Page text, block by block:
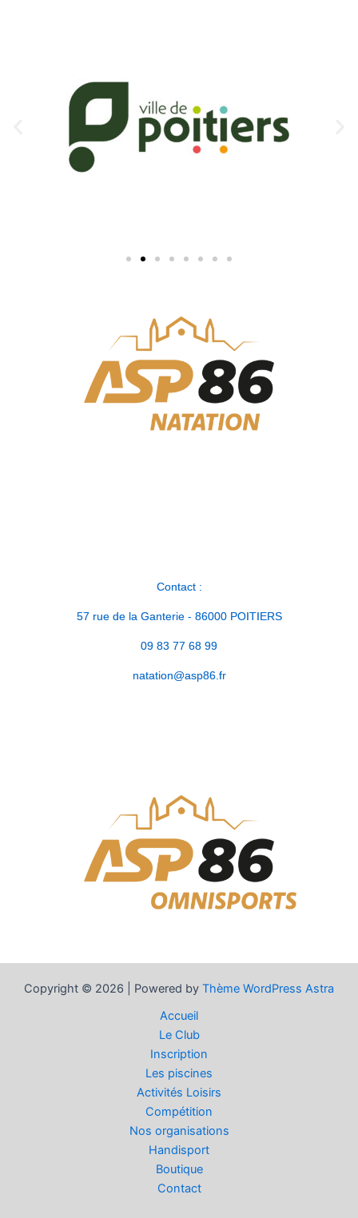
Contact :
57 rue de la Ganterie - 86000 POITIERS
09 83 77 68 99
natation@asp86.fr
Copyright © 2026 | Powered by Thème WordPress Astra
Accueil
Le Club
Inscription
Les piscines
Activités Loisirs
Compétition
Nos organisations
Handisport
Boutique
Contact